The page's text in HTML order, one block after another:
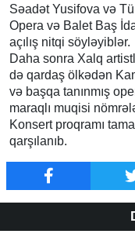
Səadət Yusifova və
Opera və Balet Baş
açılış nitqi söyləyiblər.
Daha sonra Xalq
də qardaş ölkədən
və başqa tanınmış
maraqlı muqisi
Konsert proqramı
qarşılanıb.